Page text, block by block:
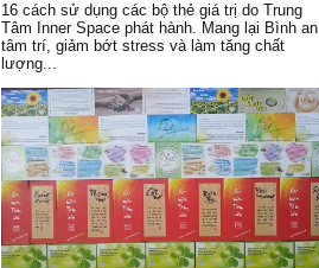
16 cách sử dụng các bộ thẻ giá trị do Trung
Tâm Inner Space phát hành. Mang lại Bình an
tâm trí, giảm bớt stress và làm tăng chất
lượng...